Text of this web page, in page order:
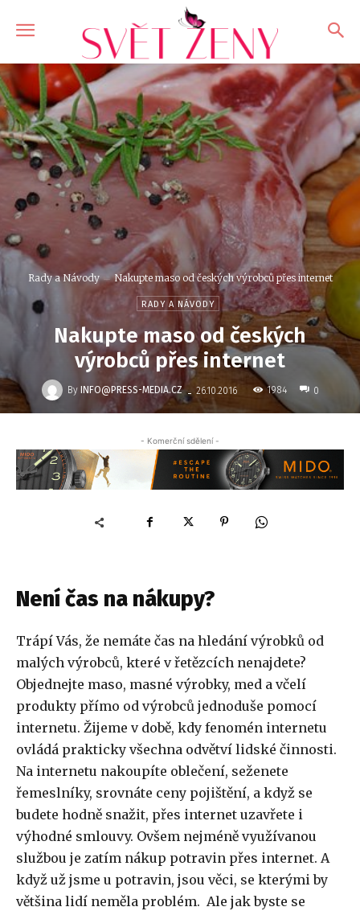
Rady a Návody Nakupte maso od českých výrobců přes internet
RADY A NÁVODY
Nakupte maso od českých
výrobců přes internet
By INFO@PRESS-MEDIA.CZ - 26.10.2016 1984 0
- Komerční sdělení -
Není čas na nákupy?
Trápí Vás, že nemáte čas na hledání výrobků od
malých výrobců, které v řetězcích nenajdete?
Objednejte maso, masné výrobky, med a včelí
produkty přímo od výrobců jednoduše pomocí
internetu. Žijeme v době, kdy fenomén internetu
ovládá prakticky všechna odvětví lidské činnosti.
Na internetu nakoupíte oblečení, seženete
řemeslníky, srovnáte ceny pojištění, a když se
budete hodně snažit, přes internet uzavřete i
výhodné smlouvy. Ovšem nejméně využívanou
službou je zatím nákup potravin přes internet. A
když už jsme u potravin, jsou věci, se kterými by
většina lidí neměla problém. Ale jak byste se